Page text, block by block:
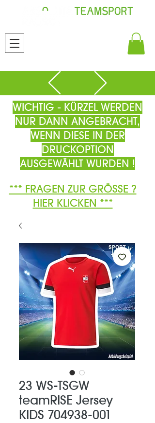
WICHTIG - KÜRZEL WERDEN
NUR DANN ANGEBRACHT,
WENN DIESE IN DER
DRUCKOPTION
AUSGEWÄHLT WURDEN !
*** FRAGEN ZUR GRÖSSE ?
HIER KLICKEN ***
23 WS-TSGW
teamRISE Jersey
KIDS 704938-001